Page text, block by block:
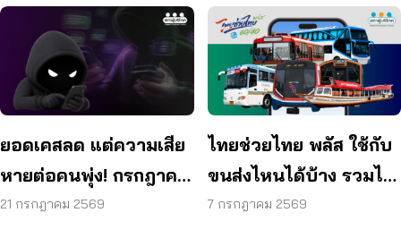
ยอดเคสลด แต่ความเสีย
หายต่อคนพุ่ง! กรกฎาคม
แค่ 17 วัน สูญแล้วกว่า
21 กรกฎาคม 2569
ไทยช่วยไทย พลัส ใช้กับ
ขนส่งไหนได้บ้าง รวมไว้
ให้แล้ว
7 กรกฎาคม 2569